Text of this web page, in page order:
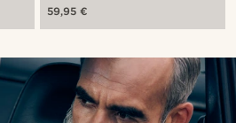
59,95 €